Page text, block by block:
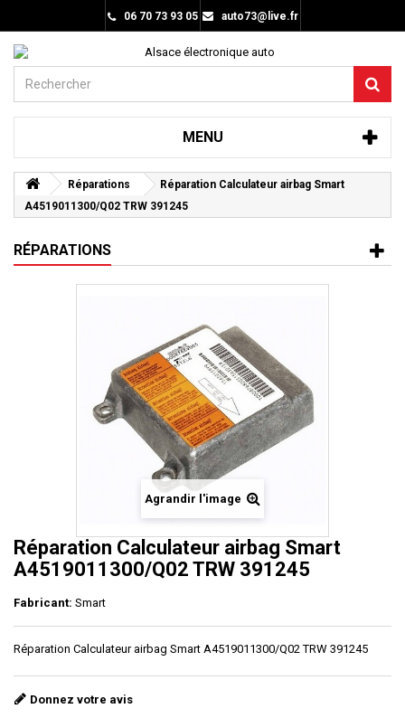
06 70 73 93 05 auto73@live.fr
MENU
Réparations
Réparation Calculateur airbag Smart
A4519011300/Q02 TRW 391245
RÉPARATIONS
Agrandir l'image
Réparation Calculateur airbag Smart
A4519011300/Q02 TRW 391245
Fabricant: Smart
Réparation Calculateur airbag Smart A4519011300/Q02 TRW 391245
Donnez votre avis